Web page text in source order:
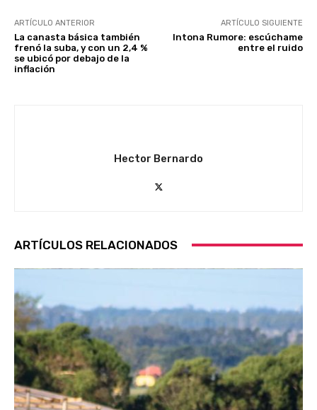
ARTÍCULO ANTERIOR
La canasta básica también
frenó la suba, y con un 2,4 %
se ubicó por debajo de la
inflación
ARTÍCULO SIGUIENTE
Intona Rumore: escúchame
entre el ruido
Hector Bernardo
ARTÍCULOS RELACIONADOS